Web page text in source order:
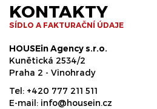
KONTAKTY
SÍDLO A FAKTURAČNÍ ÚDAJE
HOUSEin Agency s.r.o.
Kunětická 2534/2
Praha 2 - Vinohrady
Tel: +420 777 211 511
E-mail: info@housein.cz